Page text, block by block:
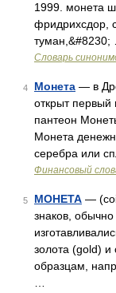
1999. монета
фридрихсдор,
туман,&#8230;
Словарь
4 Монета — в
открыт
пантеон
Монета
серебра или
Финансовый
5 МОНЕТА —
знаков,
золота (gold)
образцам,